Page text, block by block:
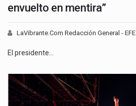
envuelto en mentira”
LaVibrante.Com Redacción General - EFE
El presidente…